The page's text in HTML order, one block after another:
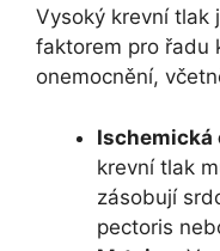
Vysoký krevní tlak
faktorem pro řadu
onemocnění,
Ischemická
krevní tlak
zásobují
pectoris